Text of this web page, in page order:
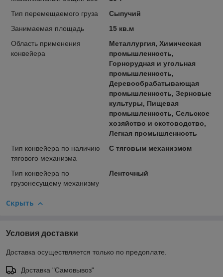
Тип перемещаемого груза
Сыпучий
Занимаемая площадь
15 кв.м
Область применения
конвейера
Металлургия, Химическая
промышленность,
Горнорудная и угольная
промышленность,
Деревообрабатывающая
промышленность, Зерновые
культуры, Пищевая
промышленность, Сельское
хозяйство и скотоводство,
Легкая промышленность
Тип конвейера по наличию
тягового механизма
С тяговым механизмом
Тип конвейера по
грузонесущему механизму
Ленточный
Скрыть
Условия доставки
Доставка осуществляется только по предоплате.
Доставка "Самовывоз"